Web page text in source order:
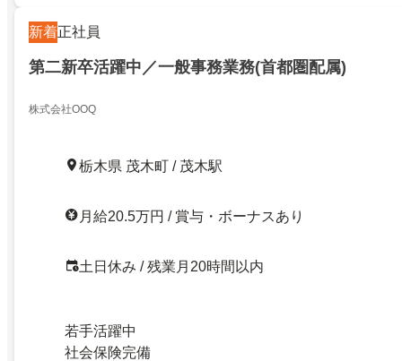
新着正社員
第二新卒活躍中／一般事務業務(首都圏配属)
株式会社OOQ
栃木県 茂木町 / 茂木駅
月給20.5万円 / 賞与・ボーナスあり
土日休み / 残業月20時間以内
若手活躍中
社会保険完備